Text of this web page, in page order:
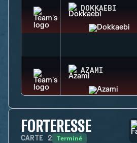
DOKKAEBI
AZAMI
FORTERESSE
CARTE 2 Terminé